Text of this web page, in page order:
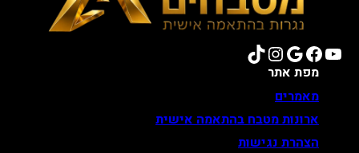
YouTube
Facebook
Google
Instagram
TikTok
מפת אתר
מאמרים
ארונות מטבח בהתאמה אישית
הצהרת נגישות